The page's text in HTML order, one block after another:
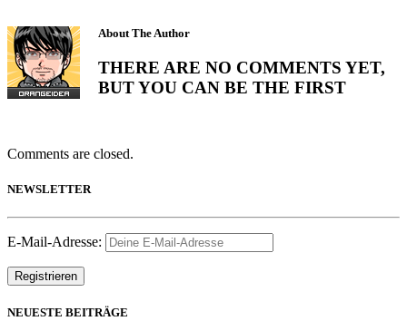
About The Author
THERE ARE NO COMMENTS YET,
BUT YOU CAN BE THE FIRST
Comments are closed.
NEWSLETTER
E-Mail-Adresse:
NEUESTE BEITRÄGE